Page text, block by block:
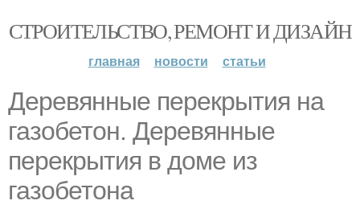
СТРОИТЕЛЬСТВО, РЕМОНТ И ДИЗАЙН
главная новости статьи
Деревянные перекрытия на
газобетон. Деревянные
перекрытия в доме из
газобетона